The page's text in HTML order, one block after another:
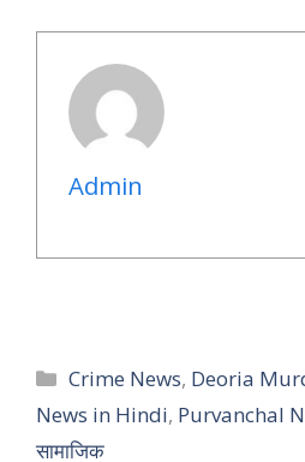
Admin
Categories
Crime News, Deoria
News in Hindi, Purvanchal
सामाजिक